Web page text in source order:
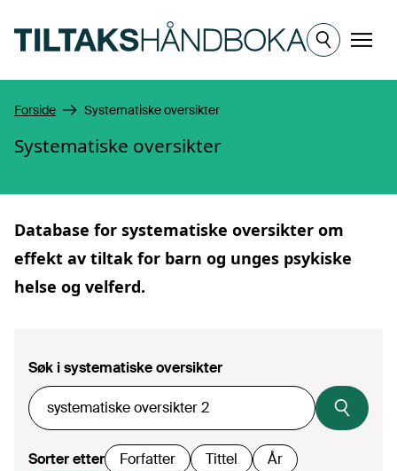
Meny
Forside Systematiske oversikter
Systematiske oversikter
Database for systematiske oversikter om
effekt av tiltak for barn og unges psykiske
helse og velferd.
Søk i systematiske oversikter
Sorter etter Forfatter Tittel År